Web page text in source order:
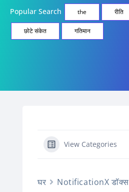
Popular Search the रीति
छोटे संकेत गतिमान
View Categories
घर NotificationX डॉक्स